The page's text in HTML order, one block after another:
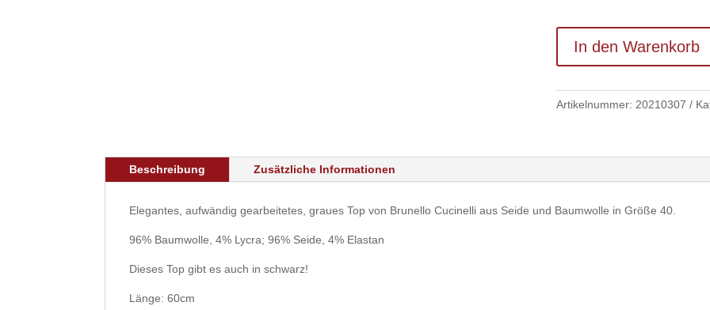
In den Warenkorb
Artikelnummer: 20210307
Beschreibung Zusätzliche Informationen
Elegantes, aufwändig gearbeitetes, graues Top von Brunello Cucinelli aus Seide und Baumwolle in Größe 40.
96% Baumwolle, 4% Lycra; 96% Seide, 4% Elastan
Dieses Top gibt es auch in schwarz!
Länge: 60cm